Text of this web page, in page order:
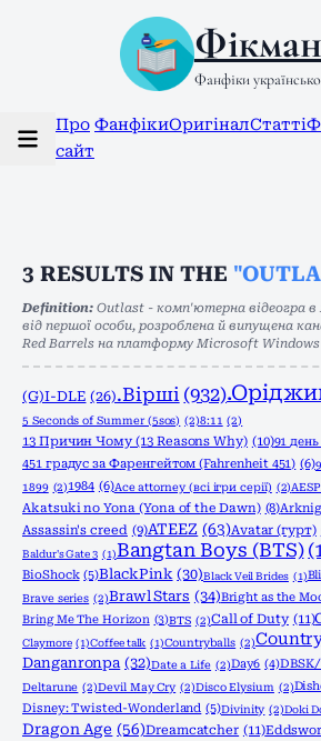
Фанфіки
Про
сайт
ФанфікиОригіналСтатті
3 RESULTS IN THE
Definition: Outlast - комп'ютерна відеогра
від першої особи, розроблена й випущена
Red Barrels на платформу Microsoft Windows
(G)I-DLE (26).Вірші (932)
5 Seconds of Summer (5sos) (2)8:11 (2)
13 Причин Чому (13 Reasons Why) (10)91
451 градус за Фаренгейтом (Fahrenheit 451) (6)
1899 (2)1984 (6)Ace attorney (всі ігри серії) (2)
Akatsuki no Yona (Yona of the Dawn) (8)
Assassin's creed (9)ATEEZ (63)Avatar (гурт)
Baldur's Gate 3 (1)Bangtan Boys (BTS)
BioShock (5)BlackPink (30)Black Veil Brides (1)
Brave series (2)Brawl Stars (34)Bright as the
Bring Me The Horizon (3)BTS (2)Call of Duty (11)
Claymore (1)Coffee talk (1)Countryballs (2)
Danganronpa (32)Date a Life (2)Day6 (4)
Deltarune (2)Devil May Cry (2)Disco Elysium (2)
Disney: Twisted-Wonderland (5)Divinity (2)Doki
Dragon Age (56)Dreamcatcher (11)